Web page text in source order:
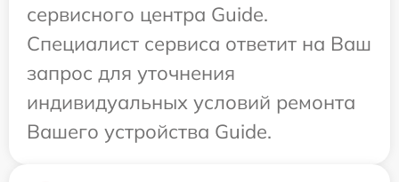
сервисного центра Guide.
Специалист сервиса ответит на Ваш
запрос для уточнения
индивидуальных условий ремонта
Вашего устройства Guide.